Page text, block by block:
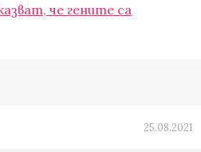
че гените са
25.08.2021